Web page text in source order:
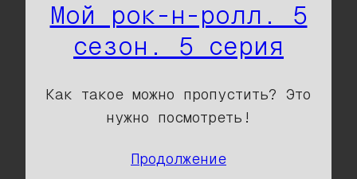
Мой рок-н-ролл. 5
сезон. 5 серия
Как такое можно пропустить? Это
нужно посмотреть!
Продолжение